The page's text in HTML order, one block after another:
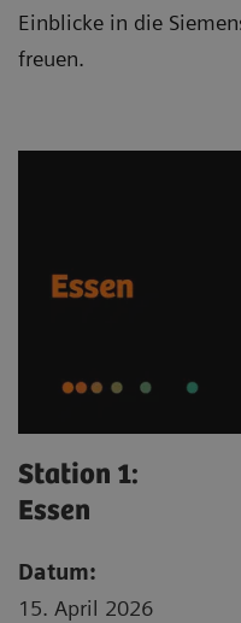
Einblicke in die
freuen.
Station 1:
Essen
Datum:
15. April 2026